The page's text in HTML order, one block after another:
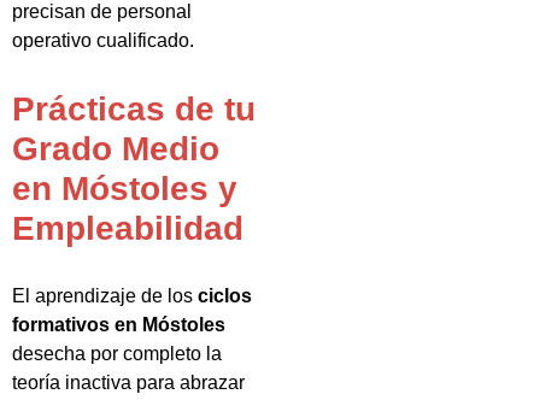
precisan de personal
operativo cualificado.
Prácticas de tu
Grado Medio
en Móstoles y
Empleabilidad
El aprendizaje de los ciclos
formativos en Móstoles
desecha por completo la
teoría inactiva para abrazar